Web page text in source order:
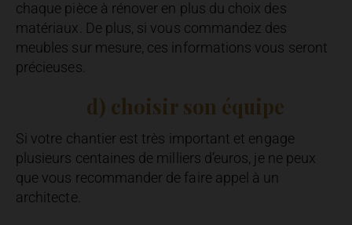
chaque pièce à rénover en plus du choix des
matériaux. De plus, si vous commandez des
meubles sur mesure, ces informations vous seront
précieuses.
d) choisir son équipe
Si votre chantier est très important et engage
plusieurs centaines de milliers d’euros, je ne peux
que vous recommander de faire appel à un
architecte.